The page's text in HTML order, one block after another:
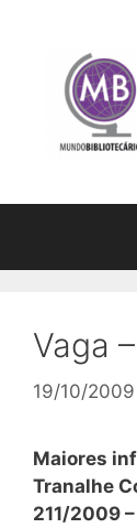
conteúdo
Vaga
19/10/2009
Maiores
Tranalhe
211/2009